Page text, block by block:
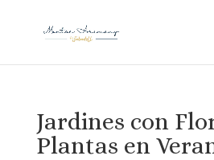
Jardines con
Plantas en